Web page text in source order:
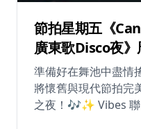
各類水上運動競技，
品，感受派對氛圍。 這是你重溫80年代黃金時代
的機會，在璀璨燈光
日派對。無論你是懷
這個活動都將為你帶來
期：2026年7月4日
節拍星期五《
廣東歌Disco夜
準備好在舞池中盡情
將懷舊與現代節拍完
之夜！🎶✨ Vibes 聯同本地 DJ 組合「節拍星期